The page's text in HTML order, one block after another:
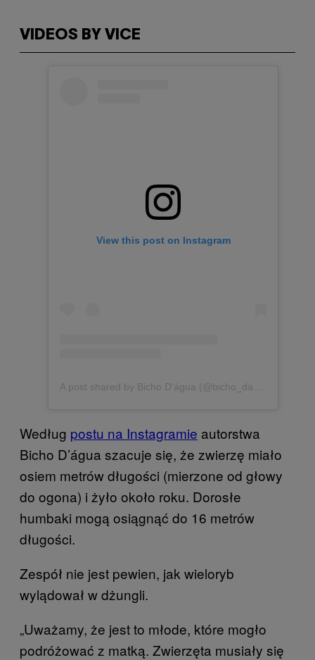
VIDEOS BY VICE
View this post on Instagram
Według postu na Instagramie autorstwa
Bicho D’água szacuje się, że zwierzę miało
osiem metrów długości (mierzone od głowy
do ogona) i żyło około roku. Dorosłe
humbaki mogą osiągnąć do 16 metrów
długości.
Zespół nie jest pewien, jak wieloryb
wylądował w dżungli.
„Uważamy, że jest to młode, które mogło
podróżować z matką. Zwierzęta musiały się